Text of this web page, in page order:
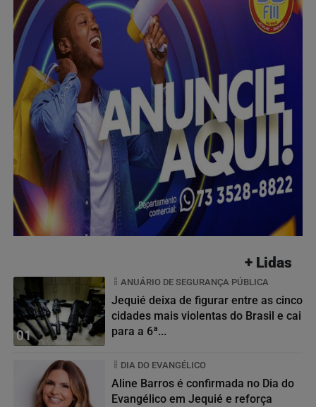
+ Lidas
01
ANUÁRIO DE SEGURANÇA PÚBLICA
Jequié deixa de figurar entre as cinco
cidades mais violentas do Brasil e cai
para a 6ª...
DIA DO EVANGÉLICO
Aline Barros é confirmada no Dia do
Evangélico em Jequié e reforça